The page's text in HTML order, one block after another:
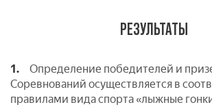
РЕЗУЛЬТАТЫ
1.
Определение победителей и
Соревнований осуществляется в
правилами вида спорта «лыжные